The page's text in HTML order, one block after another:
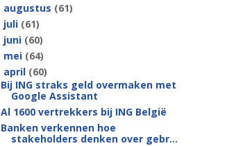
augustus (61)
juli (61)
juni (60)
mei (64)
april (60)
Bij ING straks geld overmaken met
Google Assistant
Al 1600 vertrekkers bij ING België
Banken verkennen hoe
stakeholders denken over gebr...